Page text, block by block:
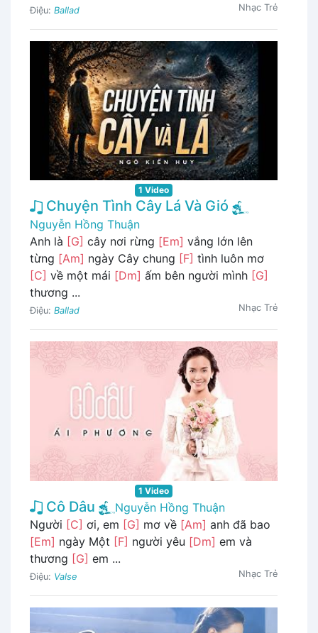
Điệu: Ballad Nhạc Trẻ
1 Video
Chuyện Tình Cây Lá Và Gió
Nguyễn Hồng Thuận
Anh là [G] cây nơi rừng [Em] vắng lớn lên
từng [Am] ngày Cây chung [F] tình luôn mơ
[C] về một mái [Dm] ấm bên người mình [G]
thương ...
Điệu: Ballad Nhạc Trẻ
1 Video
Cô Dâu
Nguyễn Hồng Thuận
Người [C] ơi, em [G] mơ về [Am] anh đã bao
[Em] ngày Một [F] người yêu [Dm] em và
thương [G] em ...
Điệu: Valse Nhạc Trẻ